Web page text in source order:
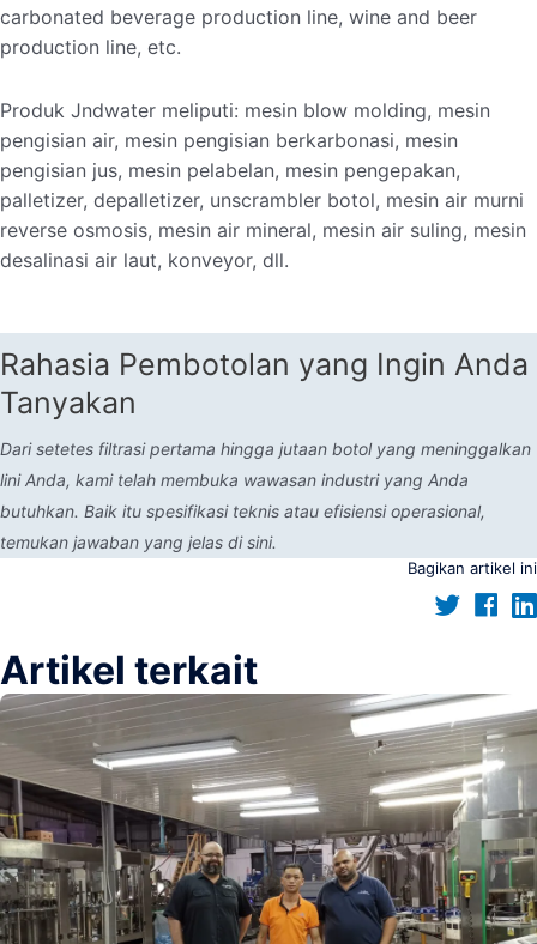
carbonated beverage production line, wine and beer
production line, etc.
Produk Jndwater meliputi: mesin blow molding, mesin
pengisian air, mesin pengisian berkarbonasi, mesin
pengisian jus, mesin pelabelan, mesin pengepakan,
palletizer, depalletizer, unscrambler botol, mesin air murni
reverse osmosis, mesin air mineral, mesin air suling, mesin
desalinasi air laut, konveyor, dll.
Rahasia Pembotolan yang Ingin Anda
Tanyakan
Dari setetes filtrasi pertama hingga jutaan botol yang meninggalkan
lini Anda, kami telah membuka wawasan industri yang Anda
butuhkan. Baik itu spesifikasi teknis atau efisiensi operasional,
temukan jawaban yang jelas di sini.
Bagikan artikel ini
Artikel terkait